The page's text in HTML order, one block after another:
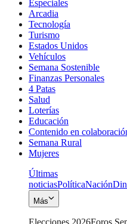
Especiales
Arcadia
Tecnología
Turismo
Estados Unidos
Vehículos
Semana Sostenible
Finanzas Personales
4 Patas
Salud
Loterías
Educación
Contenido en
Semana Rural
Mujeres
Últimas
noticiasPolíticaNación
Más
Elecciones 2026Foros